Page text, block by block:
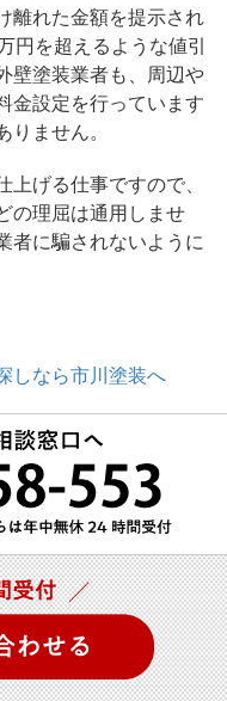
離れた金額を提示され
円を超えるような値引
壁塗装業者も、周辺や
金設定を行っています
ません。
げる仕事ですので、
の理屈は通用しませ
者に騙されないように
しなら市川塗装へ